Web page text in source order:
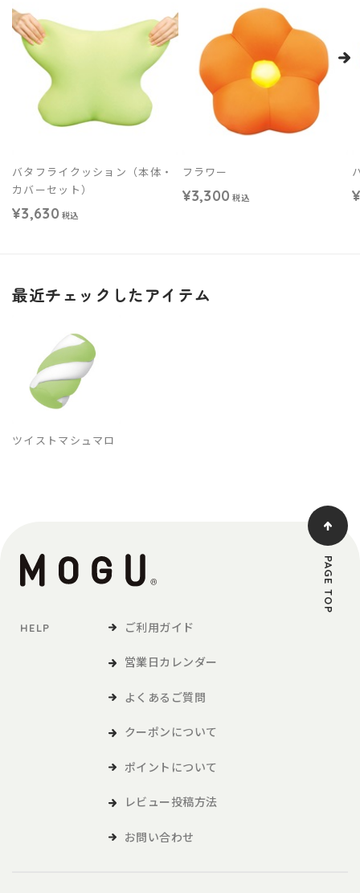
バタフライクッション（本体・
カバーセット）
¥3,630 税込
フラワー
¥3,300 税込
最近チェックしたアイテム
ツイストマシュマロ
HELP ご利用ガイド
営業日カレンダー
よくあるご質問
クーポンについて
ポイントについて
レビュー投稿方法
お問い合わせ
PAGE TOP